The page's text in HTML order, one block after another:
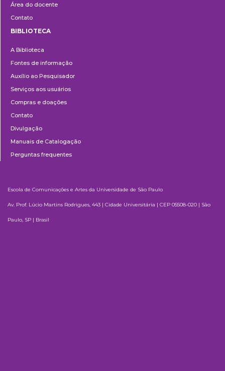
Área do docente
Contato
BIBLIOTECA
A Biblioteca
Fontes de informação
Auxílio ao Pesquisador
Serviços aos usuários
Compras e doações
Contato
Divulgação
Manuais de Catalogação
Perguntas frequentes
Escola de Comunicações e Artes da Universidade de São Paulo
Av. Prof. Lúcio Martins Rodrigues, 443 | Cidade Universitária | CEP 05508-020 | São
Paulo, SP | Brasil